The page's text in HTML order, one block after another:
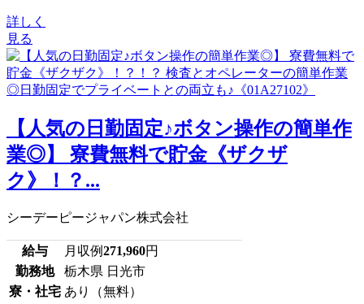
詳しく
見る
【人気の日勤固定♪ボタン操作の簡単作
業◎】 寮費無料で貯金《ザクザ
ク》！？...
シーデーピージャパン株式会社
給与 月収例271,960円
勤務地
栃木県 日光市
寮・社宅 あり（無料）